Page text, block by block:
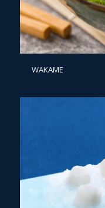
WAKAME